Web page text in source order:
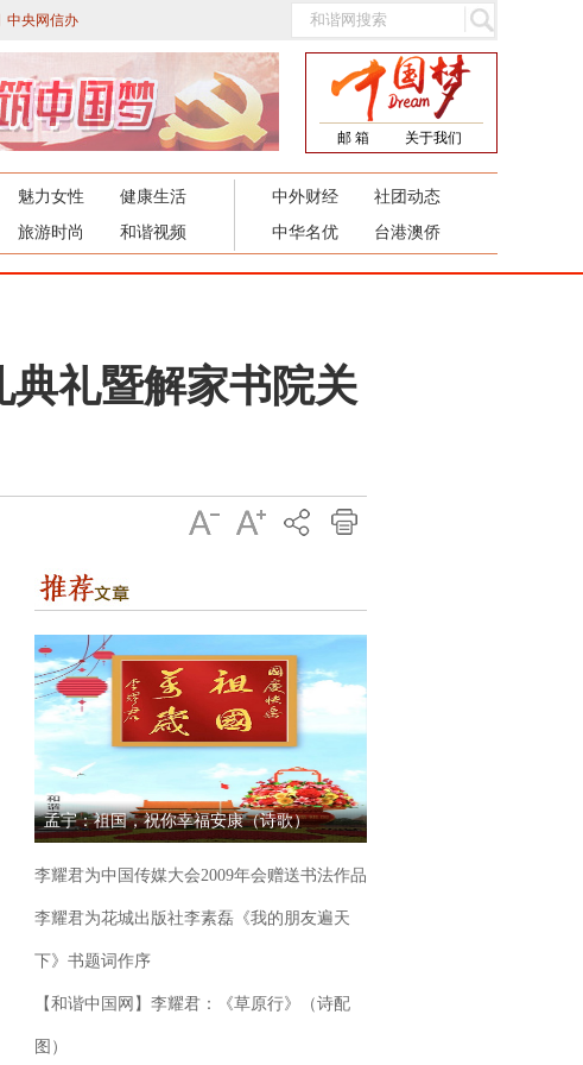
中央网信办
邮 箱 关于我们
魅力女性
健康生活
旅游时尚 和谐视频
中外财经
社团动态
中华名优
台港澳侨
礼暨解家书院关
孟宇：祖国，祝你幸福安康（诗歌）
李耀君为中国传媒大会2009年会赠送书法作品
李耀君为花城出版社李素磊《我的朋友遍天
下》书题词作序
【和谐中国网】李耀君：《草原行》（诗配
图）